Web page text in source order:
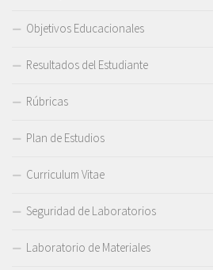
Objetivos Educacionales
Resultados del Estudiante
Rúbricas
Plan de Estudios
Curriculum Vitae
Seguridad de Laboratorios
Laboratorio de Materiales